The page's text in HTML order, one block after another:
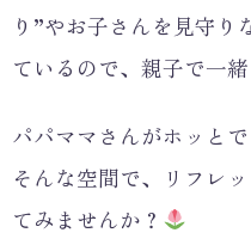
り”やお子さんを見守り
ているので、親子で一
パパママさんがホッと
そんな空間で、リフレ
てみませんか？